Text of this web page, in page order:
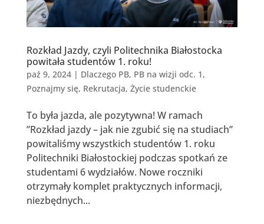
Rozkład Jazdy, czyli Politechnika Białostocka
powitała studentów 1. roku!
paź 9, 2024| Dlaczego PB, PB na wizji odc. 1 ,
Poznajmy się, Rekrutacja, Życie studenckie
To była jazda, ale pozytywna! W ramach
”Rozkład jazdy – jak nie zgubić się na studiach”
powitaliśmy wszystkich studentów 1. roku
Politechniki Białostockiej podczas spotkań ze
studentami 6 wydziałów. Nowe roczniki
otrzymały komplet praktycznych informacji,
niezbędnych...